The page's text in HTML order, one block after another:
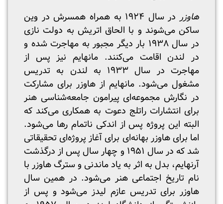
هاوزر
در سال ۱۹۲۴ به همراه همسرش در وین
ساکن می‌شوند و با الحاق اتریش به دولت نازی
در سال ۱۹۳۸ بار دیگر مجبور به مهاجرت شده و
در لندن اقامت می‌کنند. مانهایم نیز پس از
مهاجرت در سال ۱۹۳۳ به لندن به تدریس
مشغول می‌شود. مانهایم از هاوزر برای مشارکت
در نگارش مجموعه‌ای پیرامون جامعه‌‌شناسی هنر
برای انتشارات راتلج دعوت به همکاری می‌کند که
البته این پروژه پس از اندکی ناتمام رها می‌شود.
اما برای هاوزر بهانه‌ای برای آغاز پروژه‌ای تحقیقاتی
شد که در سال ۱۹۵۱ و چهار سال پس از درگذشت
آرنهایم، بدل به اثر به یاد ماندنی و سترگ هاوزر با
نام تاریخ اجتماعی هنر می‌شود. در همین سال
هاوزر برای تدریس عازم لیدز می‌شود و پس از